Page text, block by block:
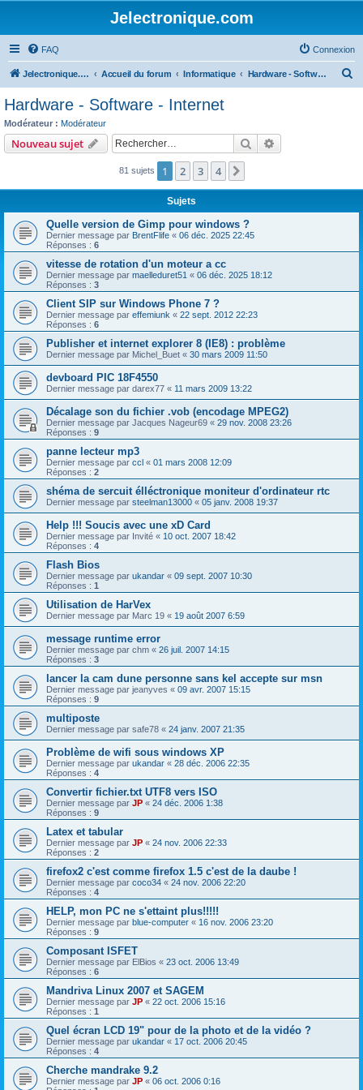
Jelectronique.com
FAQ Connexion
Jelectronique.com Accueil du forum Informatique Hardware - Software - Internet
c
Hardware - Software - Internet
Modérateur : Modérateur
Nouveau sujet Rechercher
81 sujets 1 2 3 4
Sujets
Quelle version de Gimp pour windows ?
Dernier message par BrentFlife « 06 déc. 2025 22:45
Réponses : 6
vitesse de rotation d'un moteur a cc
Dernier message par maelleduret51 « 06 déc. 2025 18:12
Réponses : 3
Client SIP sur Windows Phone 7 ?
Dernier message par effemiunk « 22 sept. 2012 22:23
Réponses : 6
Publisher et internet explorer 8 (IE8) : problème
Dernier message par Michel_Buet « 30 mars 2009 11:50
devboard PIC 18F4550
Dernier message par darex77 « 11 mars 2009 13:22
Décalage son du fichier .vob (encodage MPEG2)
Dernier message par Jacques Nageur69 « 29 nov. 2008 23:26
Réponses : 9
panne lecteur mp3
Dernier message par ccl « 01 mars 2008 12:09
Réponses : 2
shéma de sercuit élléctronique moniteur d'ordinateur rtc
Dernier message par steelman13000 « 05 janv. 2008 19:37
Help !!! Soucis avec une xD Card
Dernier message par Invité « 10 oct. 2007 18:42
Réponses : 4
Flash Bios
Dernier message par ukandar « 09 sept. 2007 10:30
Réponses : 1
Utilisation de HarVex
Dernier message par Marc 19 « 19 août 2007 6:59
message runtime error
Dernier message par chm « 26 juil. 2007 14:15
Réponses : 3
lancer la cam dune personne sans kel accepte sur msn
Dernier message par jeanyves « 09 avr. 2007 15:15
Réponses : 9
multiposte
Dernier message par safe78 « 24 janv. 2007 21:35
Problème de wifi sous windows XP
Dernier message par ukandar « 28 déc. 2006 22:35
Réponses : 4
Convertir fichier.txt UTF8 vers ISO
Dernier message par JP « 24 déc. 2006 1:38
Réponses : 9
Latex et tabular
Dernier message par JP « 24 nov. 2006 22:33
Réponses : 2
firefox2 c'est comme firefox 1.5 c'est de la daube !
Dernier message par coco34 « 24 nov. 2006 22:20
Réponses : 4
HELP, mon PC ne s'ettaint plus!!!!!
Dernier message par blue-computer « 16 nov. 2006 23:20
Réponses : 9
Composant ISFET
Dernier message par ElBios « 23 oct. 2006 13:49
Réponses : 6
Mandriva Linux 2007 et SAGEM
Dernier message par JP « 22 oct. 2006 15:16
Réponses : 1
Quel écran LCD 19" pour de la photo et de la vidéo ?
Dernier message par ukandar « 17 oct. 2006 20:45
Réponses : 4
Cherche mandrake 9.2
Dernier message par JP « 06 oct. 2006 0:16